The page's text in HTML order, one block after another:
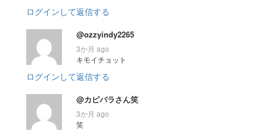
ログインして返信する
@ozzyindy2265
3か月 ago
キモイチョット
ログインして返信する
@カピバラさん笑
3か月 ago
笑